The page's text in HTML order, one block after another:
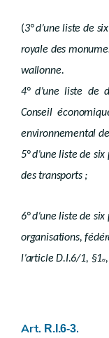
Art.
Art.
Art.
Art.
Art.
Art.
Art.
Art.
Sous-
Sous-
Livre VII
Chapitre 1
Chapitre 3
Section 3
(3° d’une liste de
royale des
wallonne.
4° d’une liste de
Conseil
environnemental
5° d’une liste de
des transports ;
6° d’une liste de
organisations,
l’article D.I.6/1, §1er
Art. R.I.6-3.